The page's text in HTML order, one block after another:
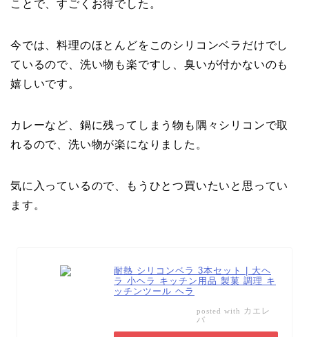
ことで、すごくお得でした。
今では、料理のほとんどをこのシリコンベラだけでし
ているので、洗い物も楽ですし、臭いが付かないのも
嬉しいです。
カレーなど、鍋に残ってしまう物も隅々シリコンで取
れるので、洗い物が楽になりました。
気に入っているので、もうひとつ買いたいと思ってい
ます。
耐熱 シリコンベラ 3本セット | 大ヘ
ラ 小ヘラ キッチン用品 製菓 調理 キ
ッチンツール ヘラ
posted with カエレ
バ